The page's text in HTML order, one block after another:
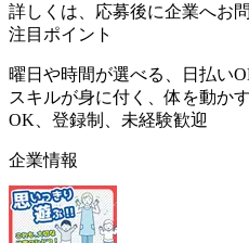
詳しくは、応募後に企業へお
注目ポイント
曜日や時間が選べる、日払い
スキルが身に付く、体を動か
OK、登録制、未経験歓迎
企業情報